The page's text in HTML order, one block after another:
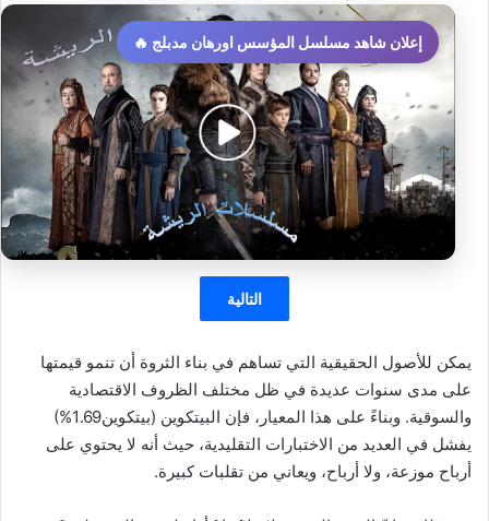
إعلان شاهد مسلسل المؤسس اورهان مدبلج 🔥
التالية
يمكن للأصول الحقيقية التي تساهم في بناء الثروة أن تنمو قيمتها
على مدى سنوات عديدة في ظل مختلف الظروف الاقتصادية
والسوقية. وبناءً على هذا المعيار، فإن البيتكوين (بيتكوين1.69%)
يفشل في العديد من الاختبارات التقليدية، حيث أنه لا يحتوي على
أرباح موزعة، ولا أرباح، ويعاني من تقلبات كبيرة.